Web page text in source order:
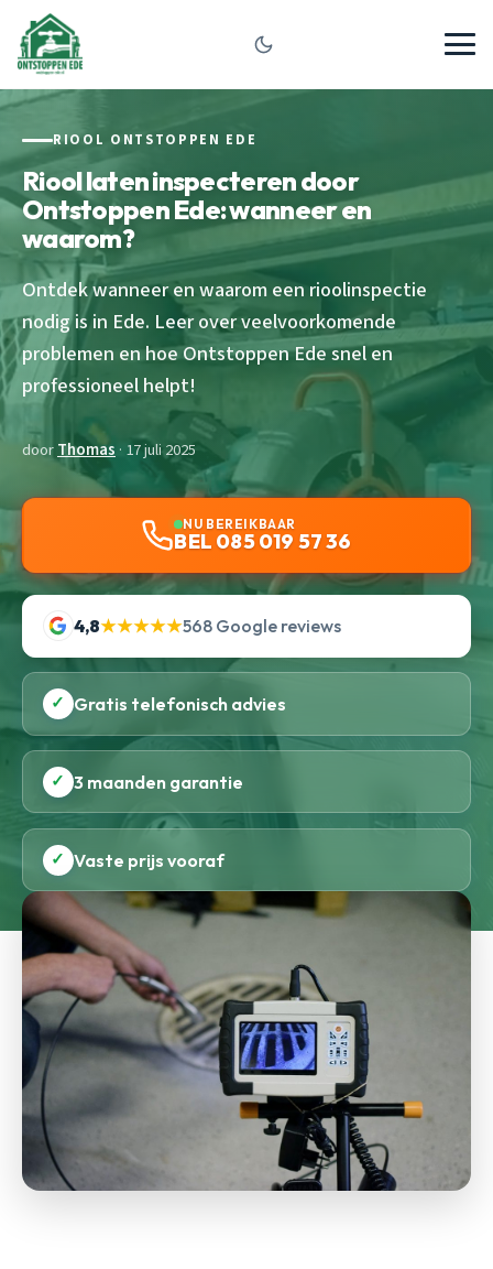
RIOOL ONTSTOPPEN EDE
Riool laten inspecteren door
Ontstoppen Ede: wanneer en
waarom?
Ontdek wanneer en waarom een rioolinspectie
nodig is in Ede. Leer over veelvoorkomende
problemen en hoe Ontstoppen Ede snel en
professioneel helpt!
doorThomas · 17 juli 2025
NU BEREIKBAAR
BEL 085 019 57 36
4,8★★★★★568 Google reviews
✓ Gratis telefonisch advies
✓ 3 maanden garantie
✓ Vaste prijs vooraf